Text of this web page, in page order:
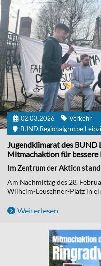
02.03.2026
Verkehr
BUND Regionalgruppe
Jugendklimarat des BUND
Mitmachaktion für bessere
Im Zentrum der Aktion
Am Nachmittag des 28.
Wilhelm-Leuschner-Platz in
Weiterlesen